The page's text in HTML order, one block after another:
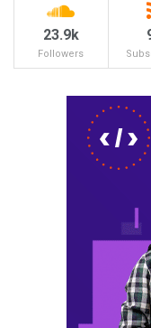
23.9k
Followers